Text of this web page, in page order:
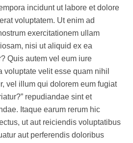
incidunt ut labore et dolore
voluptatem. Ut enim ad
exercitationem ullam
nisi ut aliquid ex ea
Quis autem vel eum iure
voluptate velit esse quam nihil
vel illum qui dolorem eum fugiat
repudiandae sint et
Itaque earum rerum hic
ut aut reiciendis voluptatibus
aut perferendis doloribus